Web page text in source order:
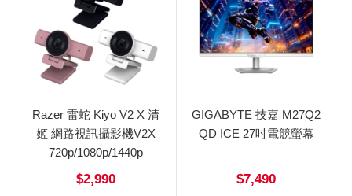
Razer 雷蛇 Kiyo V2 X 清
姬 網路視訊攝影機V2X
720p/1080p/1440p
$2,990
GIGABYTE 技嘉 M27Q2
QD ICE 27吋電競螢幕
$7,490